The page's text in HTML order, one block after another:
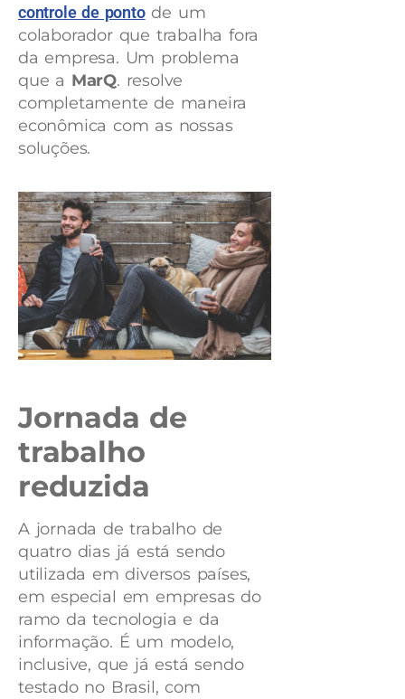
controle de pontode um
colaborador que trabalha fora
da empresa. Um problema
que a MarQ. resolve
completamente de maneira
econômica com as nossas
soluções.
Jornada de
trabalho
reduzida
A jornada de trabalho de
quatro dias já está sendo
utilizada em diversos países,
em especial em empresas do
ramo da tecnologia e da
informação. É um modelo,
inclusive, que já está sendo
testado no Brasil, com